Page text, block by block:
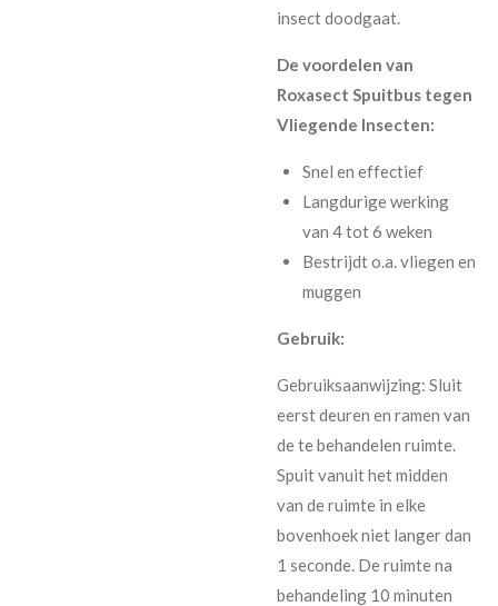
insect doodgaat.
De voordelen van
Roxasect Spuitbus tegen
Vliegende Insecten:
Snel en effectief
Langdurige werking
van 4 tot 6 weken
Bestrijdt o.a. vliegen en
muggen
Gebruik:
Gebruiksaanwijzing: Sluit
eerst deuren en ramen van
de te behandelen ruimte.
Spuit vanuit het midden
van de ruimte in elke
bovenhoek niet langer dan
1 seconde. De ruimte na
behandeling 10 minuten